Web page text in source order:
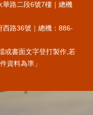
華路二段6號7樓｜總機
西路36號｜總機：886-
或書面文字登打製作,若
資料為準」